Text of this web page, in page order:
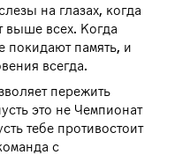
на глазах, когда
выше всех. Когда
покидают память, и
всегда.
пережить
это не Чемпионат
тебе противостоит
с